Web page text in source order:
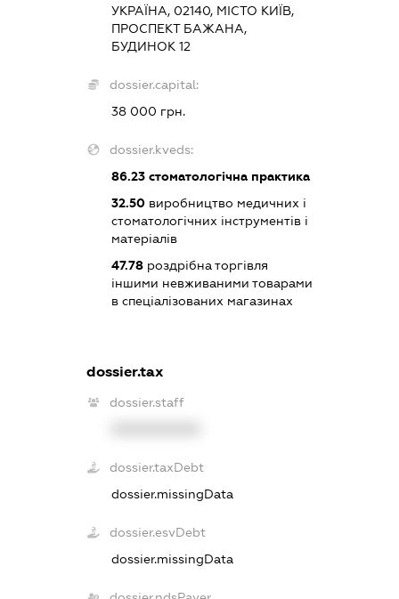
УКРАЇНА, 02140, МІСТО КИЇВ,
ПРОСПЕКТ БАЖАНА,
БУДИНОК 12
dossier.capital:
38 000 грн.
dossier.kveds:
86.23стоматологічна практика
32.50виробництво медичних і
стоматологічних інструментів і
матеріалів
47.78роздрібна торгівля
іншими невживаними товарами
в спеціалізованих магазинах
dossier.tax
dossier.staff
dossier.taxDebt
dossier.missingData
dossier.esvDebt
dossier.missingData